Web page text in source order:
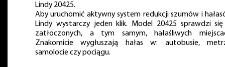
Lindy 20425.
Aby uruchomić aktywny system redukcji szumów i
Lindy wystarczy jeden klik. Model 20425 sprawdzi
zatłoczonych, a tym samym, hałaśliwych
Znakomicie wygłuszają hałas w: autobusie,
samolocie czy pociągu.